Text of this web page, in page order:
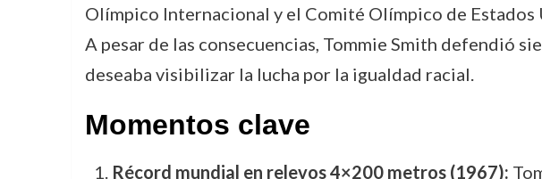
Olímpico Internacional y el Comité Olímpico de
A pesar de las consecuencias, Tommie Smith defendió
deseaba visibilizar la lucha por la igualdad racial.
Momentos clave
Récord mundial en relevos 4×200 metros (1967):